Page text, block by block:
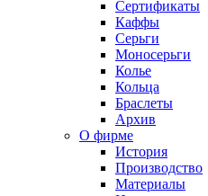
Сертификаты
Каффы
Серьги
Моносерьги
Колье
Кольца
Браслеты
Архив
О фирме
История
Производство
Материалы